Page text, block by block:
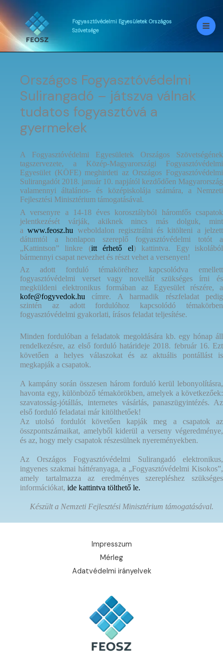
Skip
to
content
Fogyasztóvédelmi Egyesületek Országos
Szövetsége
Országos Fogyasztóvédelmi
Sulirangadó – játszva válnak
tudatos fogyasztóvá a
gyermekek
A Fogyasztóvédelmi Egyesületek Országos Szövetségének
tagszervezete, a Közép-Magyarországi Fogyasztóvédelmi
Egyesület (KÖFE) meghirdeti az Országos Fogyasztóvédelmi
Sulirangadót 2018. január 10. napjától kezdődően Magyarország
valamennyi általános- és középiskolája számára, a Nemzeti
Fejlesztési Minisztérium támogatásával.
A versenyre a 14-18 éves korosztályból háromfős csapatok
jelentkezését várják, akiknek nincs más dolguk, mint
awww.feosz.hu weboldalon regisztrálni és kitölteni a jelzett
dátumtól a honlapon szereplő fogyasztóvédelmi totót a
„Kattintson” linkre (itt érhető el) kattintva. Egy iskolából
bármennyi csapat nevezhet és részt vehet a versenyen!
Az adott forduló témaköréhez kapcsolódva emellett
fogyasztóvédelmi verset vagy novellát szükséges írni és
megküldeni elektronikus formában az Egyesület részére, a
kofe@fogyvedok.hu címre. A harmadik részfeladat pedig
szintén az adott fordulóhoz kapcsolódó témakörben
fogyasztóvédelmi gyakorlati, írásos feladat teljesítése.
Minden fordulóban a feladatok megoldására kb. egy hónap áll
rendelkezésre, az első forduló határideje 2018. február 16. Ezt
követően a helyes válaszokat és az aktuális pontállást is
megkapják a csapatok.
A kampány során összesen három forduló kerül lebonyolításra,
havonta egy, különböző témakörökben, amelyek a következőek:
szavatosság-jótállás, internetes vásárlás, panaszügyintézés. Az
első forduló feladatai már kitölthetőek!
Az utolsó fordulót követően kapják meg a csapatok az
összpontszámaikat, amelyből kiderül a verseny végeredménye,
és az, hogy mely csapatok részesülnek nyereményekben.
Az Országos Fogyasztóvédelmi Sulirangadó elektronikus,
ingyenes szakmai háttéranyaga, a „Fogyasztóvédelmi Kisokos”,
amely tartalmazza az eredményes szerepléshez szükséges
információkat, ide kattintva tölthető le.
Készült a Nemzeti Fejlesztési Minisztérium támogatásával.
Impresszum
Mérleg
Adatvédelmi irányelvek